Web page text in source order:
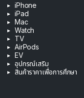
iPhone
iPad
Mac
Watch
TV
AirPods
EV
อุปกรณ์เสริม
สินค้าราคาเพื่อการศึกษา